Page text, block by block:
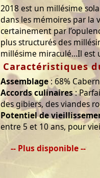
2018 est un millésime
dans les mémoires par la
certainement par
plus structurés des
millésime miraculé...Il est
Caractéristiques
Assemblage : 68%
Accords culinaires:
des gibiers, des viandes
Potentiel de
entre 5 et 10 ans, pour
-- Plus disponible --